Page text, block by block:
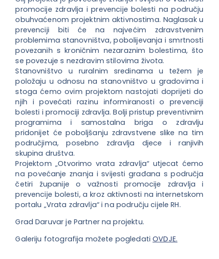
promocije zdravlja i prevencije bolesti na području
obuhvaćenom projektnim aktivnostima. Naglasak u
prevenciji biti će na najvećim zdravstvenim
problemima stanovništva, pobolijevanja i smrtnosti
povezanih s kroničnim nezaraznim bolestima, što
se povezuje s nezdravim stilovima života.
Stanovništvo u ruralnim sredinama u težem je
položaju u odnosu na stanovništvo u gradovima i
stoga ćemo ovim projektom nastojati doprijeti do
njih i povećati razinu informiranosti o prevenciji
bolesti i promociji zdravlja. Bolji pristup preventivnim
programima i samostalna briga o zdravlju
pridonijet će poboljšanju zdravstvene slike na tim
područjima, posebno zdravlja djece i ranjivih
skupina društva.
Projektom „Otvorimo vrata zdravlja“ utjecat ćemo
na povećanje znanja i svijesti građana s područja
četiri županije o važnosti promocije zdravlja i
prevencije bolesti, a kroz aktivnosti na internetskom
portalu „Vrata zdravlja“ i na području cijele RH.
Grad Daruvar je Partner na projektu.
Galeriju fotografija možete pogledatiOVDJE.